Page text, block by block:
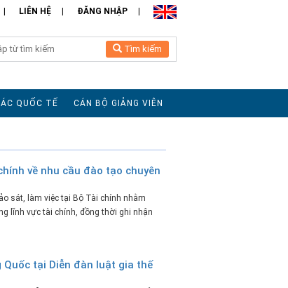
LIÊN HỆ ĐĂNG NHẬP
Tìm kiếm
QUỐC TẾ CÁN BỘ GIẢNG VIÊN
về nhu cầu đào tạo chuyên
sát, làm việc tại Bộ Tài chính nhằm
lĩnh vực tài chính, đồng thời ghi nhận
tại Diễn đàn luật gia thế